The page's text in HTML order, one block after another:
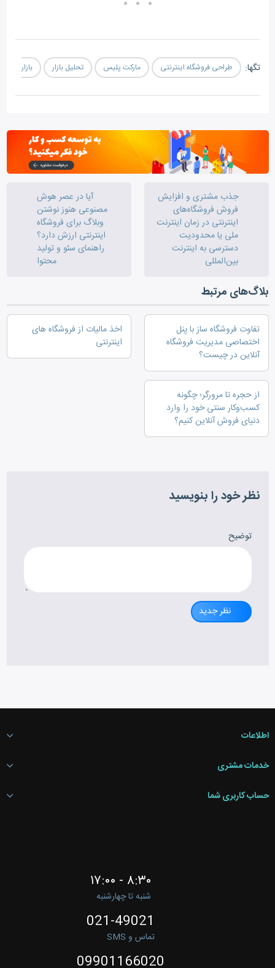
تگ‎ها: طراحی فروشگاه اینترنتی مارکت پلیس تحلیل بازار بازار فروش
جذب مشتری و افزایش
فروش فروشگاه‌های
اینترنتی در زمان اینترنت
ملی یا محدودیت
دسترسی به اینترنت
بین‌المللی
آیا در عصر هوش
مصنوعی هنوز نوشتن
وبلاگ برای فروشگاه
اینترنتی ارزش دارد؟
راهنمای سئو و تولید
محتوا
بلاگ‌های مرتبط
تفاوت فروشگاه ساز با پنل
اختصاصی مدیریت فروشگاه
آنلاین در چیست؟
اخذ مالیات از فروشگاه های
اینترنتی
از حجره تا مرورگر؛ چگونه
کسب‌وکار سنتی خود را وارد
دنیای فروش آنلاین کنیم؟
نظر خود را بنویسید
توضیح
نظر جدید
اطلاعات
خدمات مشتری
حساب کاربری شما
۸:۳۰ - ۱۷:۰۰
شنبه تا چهارشنبه
021-49021
تماس و SMS
09901166020